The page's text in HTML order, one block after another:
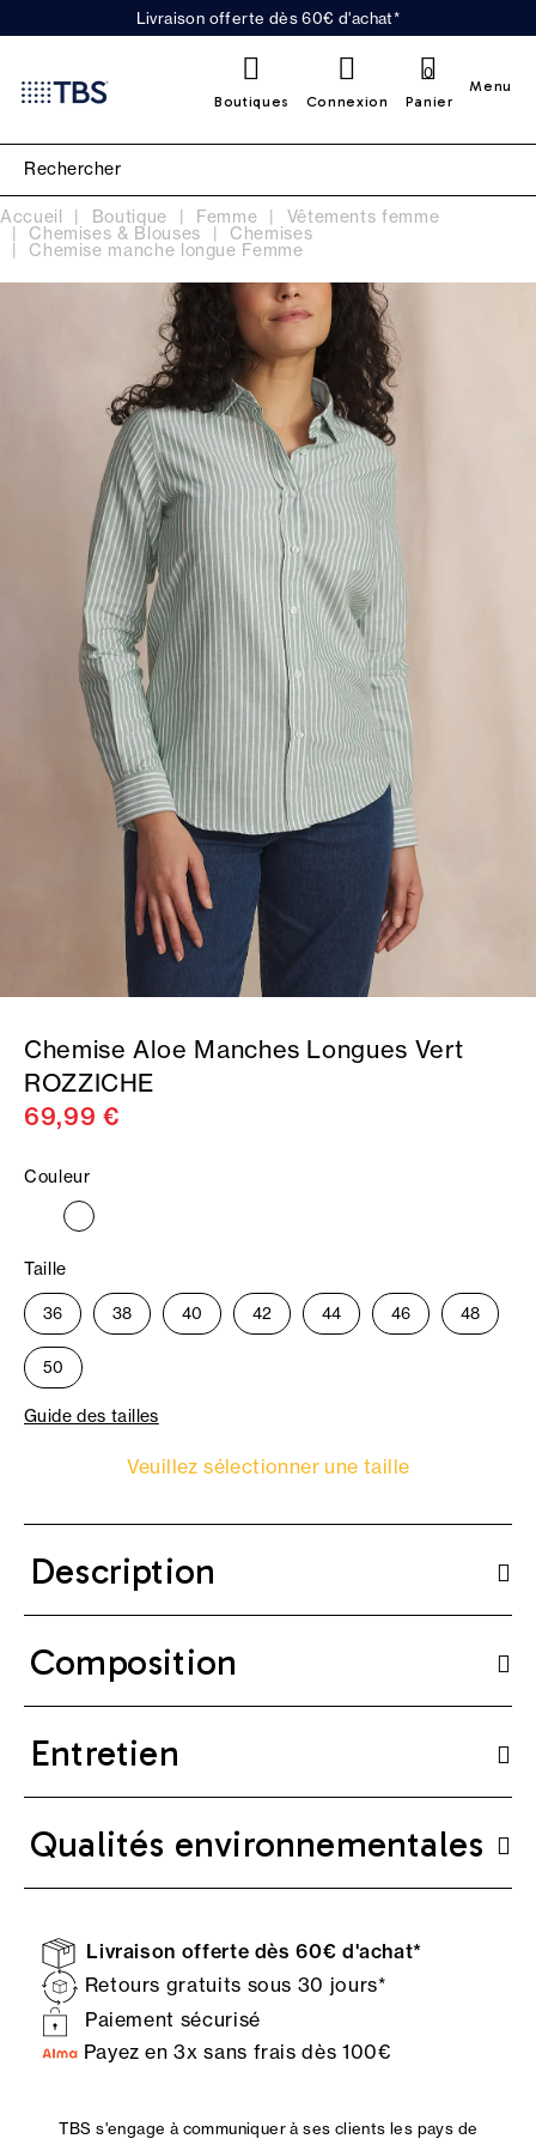
Livraison offerte dès 60€ d'achat*
Boutiques Connexion Panier
0
Menu
Accueil Boutique Femme Vêtements femme
Chemises & Blouses Chemises
Chemise manche longue Femme
Chemise Aloe Manches Longues Vert
ROZZICHE
69,99 €
Couleur
Taille
36 38 40 42 44 46 48
50
Guide des tailles
Veuillez sélectionner une taille
Description
Composition
Entretien
Qualités environnementales
Livraison offerte dès 60€ d'achat*
Retours gratuits sous 30 jours*
Paiement sécurisé
Payez en 3x sans frais dès 100€
TBS s'engage à communiquer à ses clients les pays de